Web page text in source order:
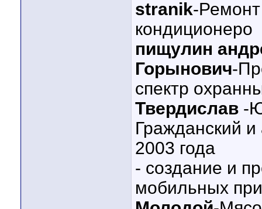
stranik-
кондиционеро
пищулин
Горынович-
спектр
Твердислав -
Гражданский
2003 года
- создание и
мобильных